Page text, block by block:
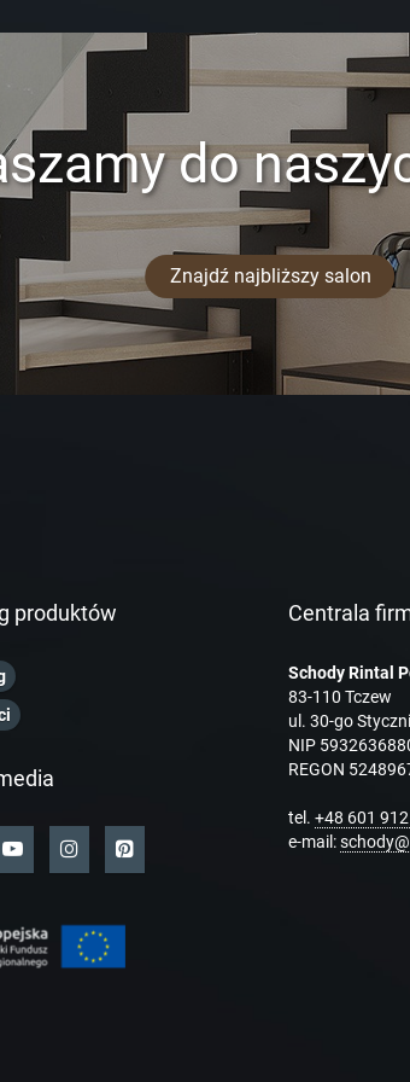
do
Znajdź najbliższy salon
produktów Centrala
Schody Rintal
83-110 Tczew
ul. 30-go
NIP
REGON
tel. +48 601
e-mail: